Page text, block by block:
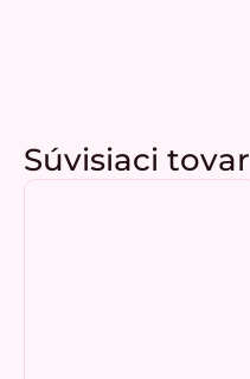
Súvisiaci tovar